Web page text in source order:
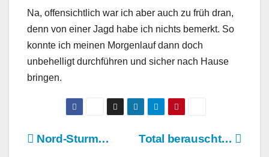
Na, offensichtlich war ich aber auch zu früh dran,
denn von einer Jagd habe ich nichts bemerkt. So
konnte ich meinen Morgenlauf dann doch
unbehelligt durchführen und sicher nach Hause
bringen.
BeitragsnavigationTotal berauscht…
Nord-Sturm…